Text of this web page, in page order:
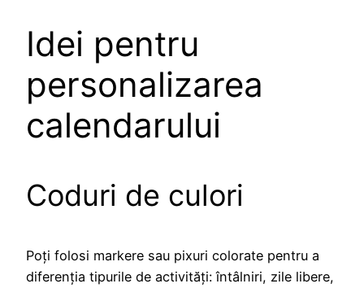
Idei pentru
personalizarea
calendarului
Coduri de culori
Poți folosi markere sau pixuri colorate pentru a
diferenția tipurile de activități: întâlniri, zile libere,